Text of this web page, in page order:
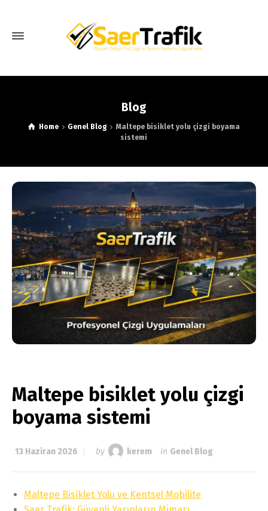
Blog
Home Genel Blog
Maltepe bisiklet yolu çizgi boyama
sistemi
Maltepe bisiklet yolu çizgi
boyama sistemi
13 Haziran 2026 by kerem in Genel Blog
Maltepe Bisiklet Yolu ve Kentsel Mobilite